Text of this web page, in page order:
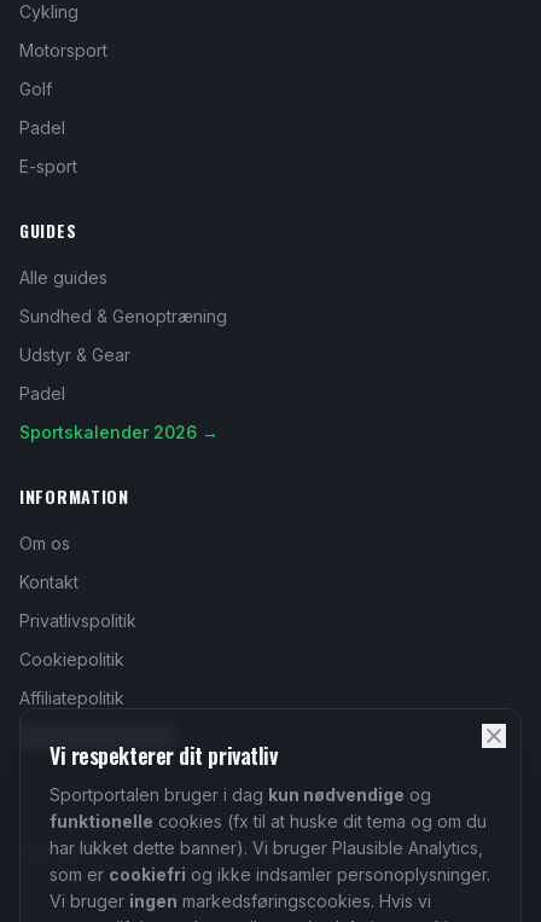
Cykling
Motorsport
Golf
Padel
E-sport
GUIDES
Alle guides
Sundhed & Genoptræning
Udstyr & Gear
Padel
Sportskalender 2026 →
INFORMATION
Om os
Kontakt
Privatlivspolitik
Cookiepolitik
Affiliatepolitik
Sportportalenudgives af Affilyflow ApS· info@affilyflow.com
Affilyflow ApS · CVR 46325389 · Hovedvagtsstræde 2 C, 3000
Helsingør
Vi respekterer dit privatliv
Sportportalen bruger i dag kun nødvendige og
funktionelle cookies (fx til at huske dit tema og om du
har lukket dette banner). Vi bruger Plausible Analytics,
som er cookiefri og ikke indsamler personoplysninger.
Vi bruger ingen markedsføringscookies. Hvis vi